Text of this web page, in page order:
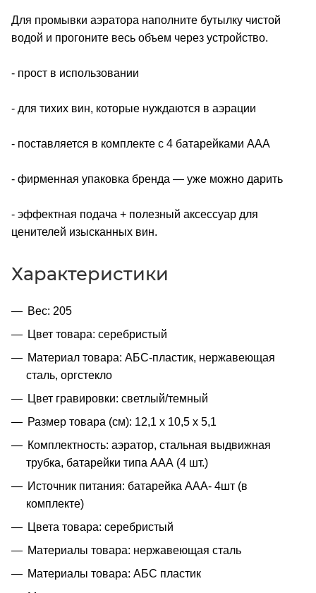
Для промывки аэратора наполните бутылку чистой
водой и прогоните весь объем через устройство.
- прост в использовании
- для тихих вин, которые нуждаются в аэрации
- поставляется в комплекте с 4 батарейками ААА
- фирменная упаковка бренда — уже можно дарить
- эффектная подача + полезный аксессуар для
ценителей изысканных вин.
Характеристики
Вес: 205
Цвет товара: серебристый
Материал товара: АБС-пластик, нержавеющая
сталь, оргстекло
Цвет гравировки: светлый/темный
Размер товара (см): 12,1 x 10,5 x 5,1
Комплектность: аэратор, стальная выдвижная
трубка, батарейки типа ААА (4 шт.)
Источник питания: батарейка ААА- 4шт (в
комплекте)
Цвета товара: серебристый
Материалы товара: нержавеющая cталь
Материалы товара: АБС пластик